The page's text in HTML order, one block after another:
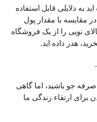
به دلایلی قابل استفاده
مقایسه با مقدار پول
نویی را از یک فروشگاه
هدر داده اید.
جو باشید، اما گاهی
ارتقا‌ء زندگی ما